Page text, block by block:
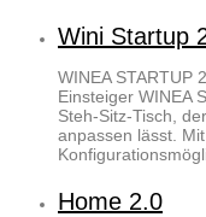
Wini Startup
WINEA STARTUP
Einsteiger WINEA
Steh-Sitz-Tisch,
anpassen lässt.
Home 2.0